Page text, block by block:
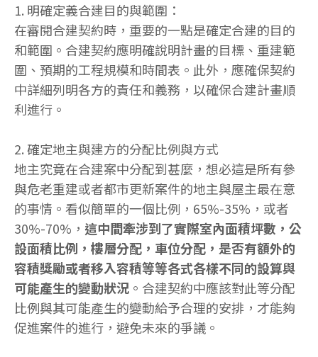
1. 明確定義合建目的與範圍：
在審閱合建契約時，重要的一點是確定合建的目的
和範圍。合建契約應明確說明計畫的目標、重建範
圍、預期的工程規模和時間表。此外，應確保契約
中詳細列明各方的責任和義務，以確保合建計畫順
利進行。
2. 確定地主與建方的分配比例與方式
地主究竟在合建案中分配到甚麼，想必這是所有參
與危老重建或者都市更新案件的地主與屋主最在意
的事情。看似簡單的一個比例，65%-35%，或者
30%-70%， 這中間牽涉到了實際室內面積坪數，公
設面積比例，樓層分配，車位分配，是否有額外的
容積獎勵或者移入容積等等各式各樣不同的設算與
可能產生的變動狀況 。合建契約中應該對此等分配
比例與其可能產生的變動給予合理的安排，才能夠
促進案件的進行，避免未來的爭議。